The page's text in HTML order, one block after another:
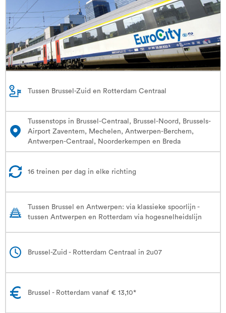
Tussen Brussel-Zuid en Rotterdam Centraal
Tussenstops in Brussel-Centraal, Brussel-Noord, Brussels-
Airport Zaventem, Mechelen, Antwerpen-Berchem,
Antwerpen-Centraal, Noorderkempen en Breda
16 treinen per dag in elke richting
Tussen Brussel en Antwerpen: via klassieke spoorlijn -
tussen Antwerpen en Rotterdam via hogesnelheidslijn
Brussel-Zuid - Rotterdam Centraal in 2u07
Brussel - Rotterdam vanaf € 13,10*